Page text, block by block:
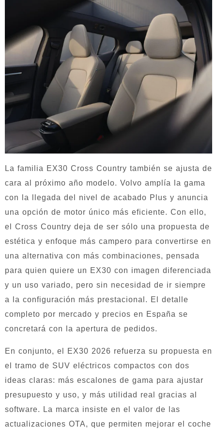
La familia EX30 Cross Country también se ajusta de
cara al próximo año modelo. Volvo amplía la gama
con la llegada del nivel de acabado Plus y anuncia
una opción de motor único más eficiente. Con ello,
el Cross Country deja de ser sólo una propuesta de
estética y enfoque más campero para convertirse en
una alternativa con más combinaciones, pensada
para quien quiere un EX30 con imagen diferenciada
y un uso variado, pero sin necesidad de ir siempre
a la configuración más prestacional. El detalle
completo por mercado y precios en España se
concretará con la apertura de pedidos.
En conjunto, el EX30 2026 refuerza su propuesta en
el tramo de SUV eléctricos compactos con dos
ideas claras: más escalones de gama para ajustar
presupuesto y uso, y más utilidad real gracias al
software. La marca insiste en el valor de las
actualizaciones OTA, que permiten mejorar el coche